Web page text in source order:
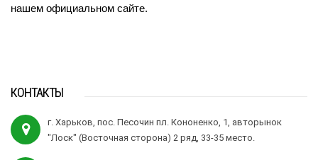
нашем официальном сайте.
КОНТАКТЫ
г. Харьков, пос. Песочин пл. Кононенко, 1, авторынок
"Лоск" (Восточная сторона) 2 ряд, 33-35 место.